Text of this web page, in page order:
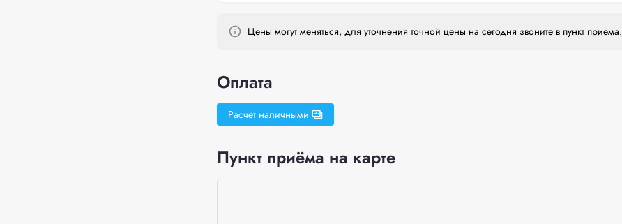
Цены могут меняться, для уточнения точной цены на сегодня звоните в пункт приема.
Оплата
Расчёт наличными
Пункт приёма на карте